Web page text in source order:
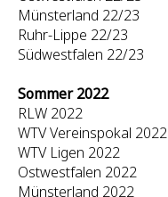
Münsterland 22/23
Ruhr-Lippe 22/23
Südwestfalen 22/23
Sommer 2022
RLW 2022
WTV Vereinspokal 2022
WTV Ligen 2022
Ostwestfalen 2022
Münsterland 2022